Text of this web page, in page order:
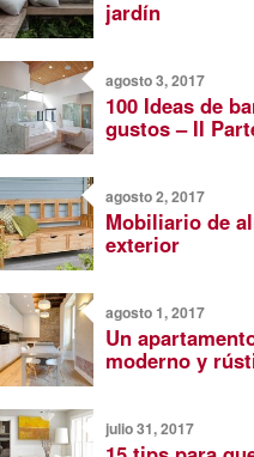
jardín
agosto 3, 2017
100 Ideas de
gustos – II
agosto 2, 2017
Mobiliario de
exterior
agosto 1, 2017
Un
moderno y
julio 31, 2017